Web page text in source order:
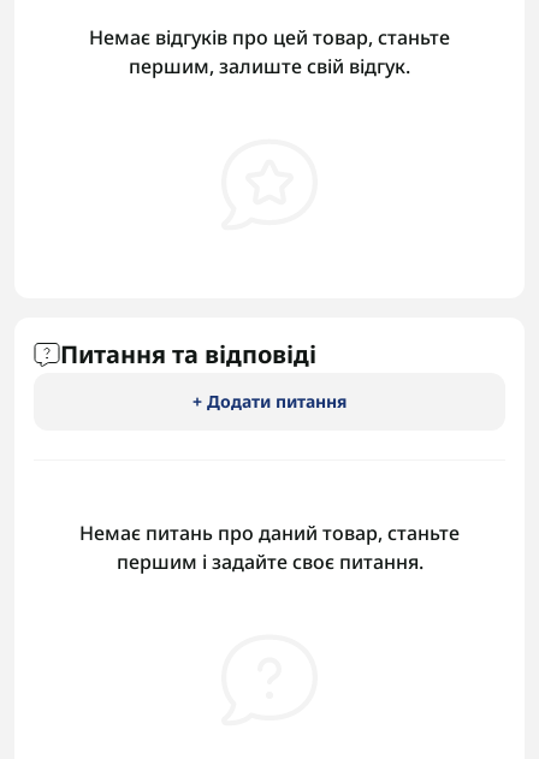
Немає відгуків про цей товар, станьте
першим, залиште свій відгук.
Питання та відповіді
+ Додати питання
Немає питань про даний товар, станьте
першим і задайте своє питання.